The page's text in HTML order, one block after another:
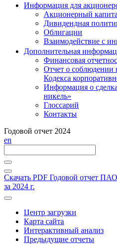
Информация для
Акционерный
Дивидендная
Облигации
Взаимодействие с
Дополнительная
Финансовая
Отчет о соблюдении
Кодекса
Информация о
никель»
Глоссарий
Контакты
Годовой отчет 2024
en
Скачать PDF Годовой отчет
за 2024 г.
Центр загрузки
Карта сайта
Интерактивный анализ
Предыдущие отчеты